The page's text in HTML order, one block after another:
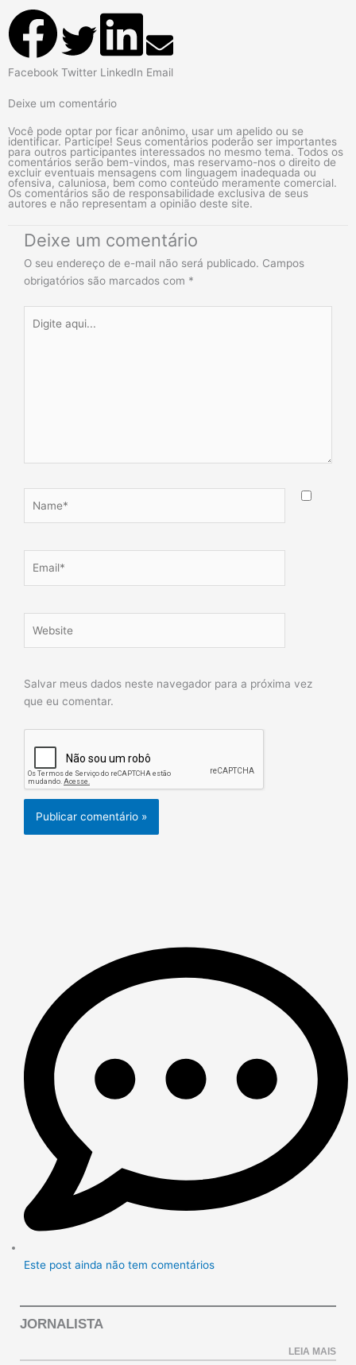
Facebook Twitter LinkedIn Email
Deixe um comentário
Você pode optar por ficar anônimo, usar um apelido ou se
identificar. Participe! Seus comentários poderão ser importantes
para outros participantes interessados no mesmo tema. Todos os
comentários serão bem-vindos, mas reservamo-nos o direito de
excluir eventuais mensagens com linguagem inadequada ou
ofensiva, caluniosa, bem como conteúdo meramente comercial.
Os comentários são de responsabilidade exclusiva de seus
autores e não representam a opinião deste site.
Deixe um comentário
O seu endereço de e-mail não será publicado. Campos
obrigatórios são marcados com *
aqui...
Salvar meus dados neste navegador para a próxima vez
que eu comentar.
Este post ainda não tem comentários
JORNALISTA
LEIA MAIS